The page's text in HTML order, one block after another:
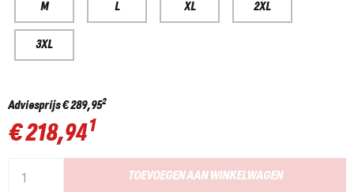
M L XL 2XL
3XL
Adviesprijs€ 289,952
€ 218,941
TOEVOEGEN AAN WINKELWAGEN